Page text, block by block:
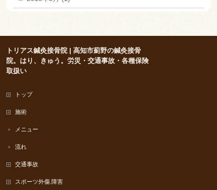
トリアス鍼灸接骨院 | 高知市薊野の鍼灸接骨
院。はり、きゅう。労災・交通事故・各種保険
取扱い
トップ
施術
メニュー
流れ
交通事故
スポーツ外傷.障害